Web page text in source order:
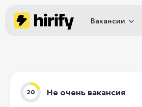
Вакансии
20 Не очень вакансия